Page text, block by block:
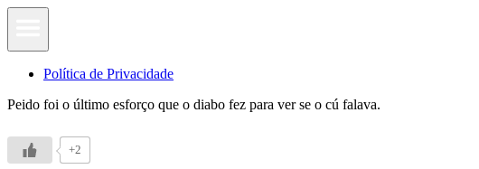
Política de Privacidade
Peido foi o último esforço que o diabo fez para ver se o cú falava.
+2